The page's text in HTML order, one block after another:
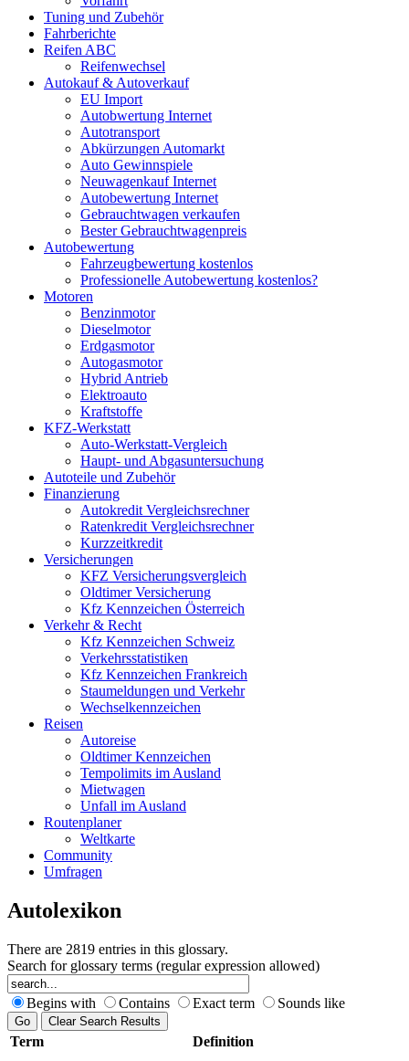
Tuning und Zubehör
Fahrberichte
Reifen ABC
Reifenwechsel
Autokauf & Autoverkauf
EU Import
Autobwertung Internet
Autotransport
Abkürzungen Automarkt
Auto Gewinnspiele
Neuwagenkauf Internet
Autobewertung Internet
Gebrauchtwagen verkaufen
Bester Gebrauchtwagenpreis
Autobewertung
Fahrzeugbewertung kostenlos
Professionelle Autobewertung kostenlos?
Motoren
Benzinmotor
Dieselmotor
Erdgasmotor
Autogasmotor
Hybrid Antrieb
Elektroauto
Kraftstoffe
KFZ-Werkstatt
Auto-Werkstatt-Vergleich
Haupt- und Abgasuntersuchung
Autoteile und Zubehör
Finanzierung
Autokredit Vergleichsrechner
Ratenkredit Vergleichsrechner
Kurzzeitkredit
Versicherungen
KFZ Versicherungsvergleich
Oldtimer Versicherung
Kfz Kennzeichen Österreich
Verkehr & Recht
Kfz Kennzeichen Schweiz
Verkehrsstatistiken
Kfz Kennzeichen Frankreich
Staumeldungen und Verkehr
Wechselkennzeichen
Reisen
Autoreise
Oldtimer Kennzeichen
Tempolimits im Ausland
Mietwagen
Unfall im Ausland
Routenplaner
Weltkarte
Community
Umfragen
Autolexikon
There are 2819 entries in this glossary.
Search for glossary terms (regular expression allowed)
Begins with Contains Exact term Sounds like
Term Definition